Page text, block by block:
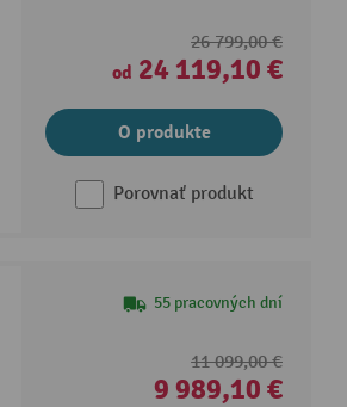
26 799,00 €
od 24 119,10 €
O produkte
Porovnať produkt
55 pracovných dní
11 099,00 €
9 989,10 €